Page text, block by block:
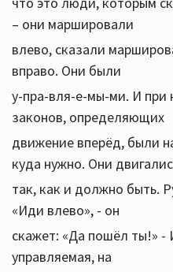
– они маршировали
влево, сказали
вправо. Они были
у-пра-вля-е-мы-ми. И при
законов, определяющих
движение вперёд, были
куда нужно. Они
так, как и должно быть.
«Иди влево», - он
скажет: «Да пошёл ты!» -
управляемая, на